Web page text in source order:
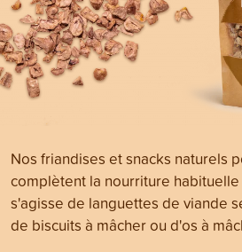
Nos friandises et snacks naturels
complètent la nourriture
s'agisse de languettes de viande
de biscuits à mâcher ou d'os à